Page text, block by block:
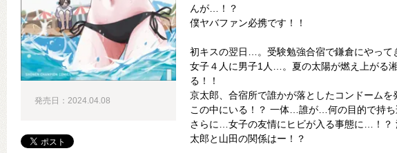
んが…！？
僕ヤバファン必携です！！
初キスの翌日…。受験勉強合宿で鎌倉にやって
女子４人に男子1人…。夏の太陽が燃え上がる
る！！
京太郎、合宿所で誰かが落としたコンドームを
この中にいる！？ 一体…誰が…何の目的で持
さらに…女子の友情にヒビが入る事態に…！？
太郎と山田の関係はー！？
発売日：2024.04.08